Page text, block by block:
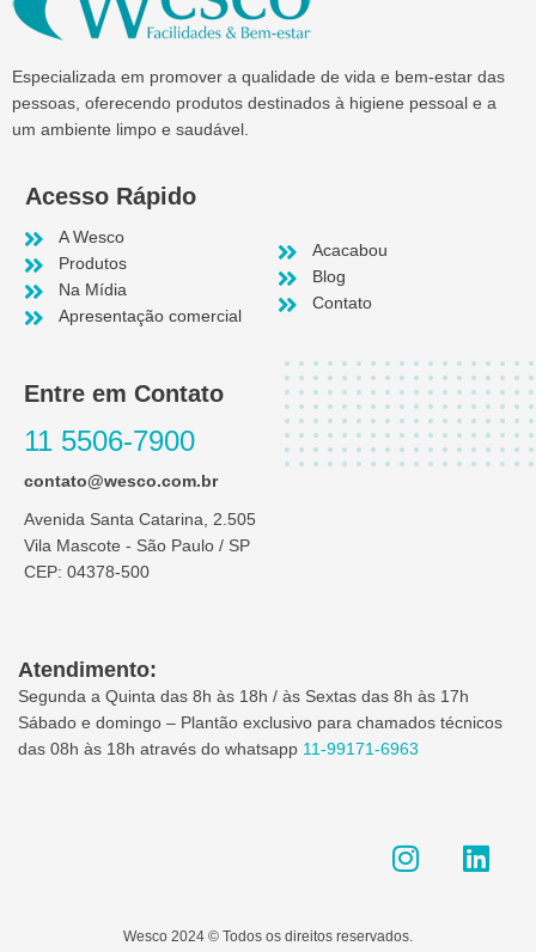
Especializada em promover a qualidade de vida e bem-estar das
pessoas, oferecendo produtos destinados à higiene pessoal e a
um ambiente limpo e saudável.
Acesso Rápido
A Wesco
Produtos
Na Mídia
Apresentação comercial
Acacabou
Blog
Contato
Entre em Contato
11 5506-7900
contato@wesco.com.br
Avenida Santa Catarina, 2.505
Vila Mascote - São Paulo / SP
CEP: 04378-500
Atendimento:
Segunda a Quinta das 8h às 18h / às Sextas das 8h às 17h
Sábado e domingo – Plantão exclusivo para chamados técnicos
das 08h às 18h através do whatsapp 11-99171-6963
n i
Wesco 2024 © Todos os direitos reservados.